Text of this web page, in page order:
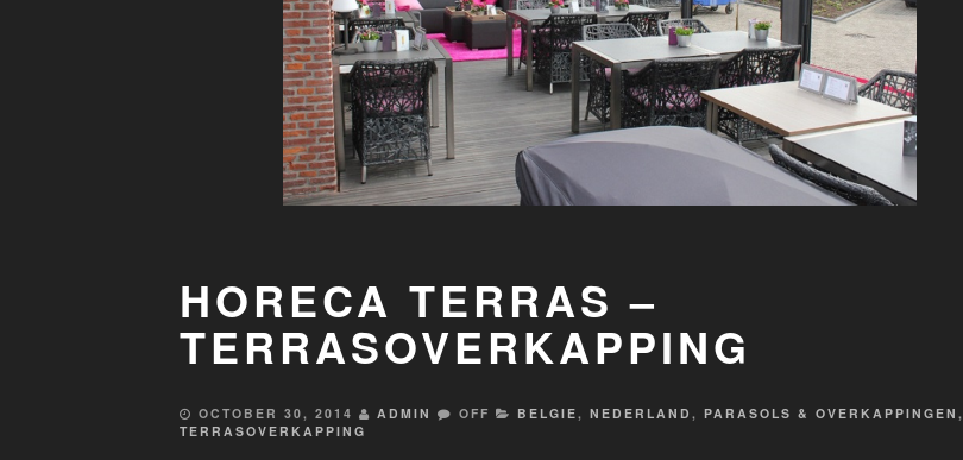
HORECA TERRAS –
TERRASOVERKAPPING
OCTOBER 30, 2014 ADMIN OFF BELGIE,NEDERLAND,PARASOLS & OVERKAPPINGEN,
TERRASOVERKAPPING